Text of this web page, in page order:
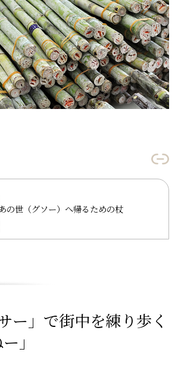
あの世（グソー）へ帰るための杖
ー」で街中を練り歩く
」